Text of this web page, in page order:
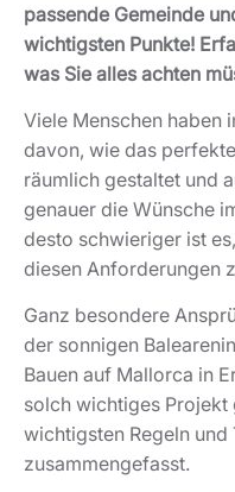
passende Gemeinde
wichtigsten Punkte!
was Sie alles achten
Viele Menschen haben
davon, wie das
räumlich gestaltet und
genauer die Wünsche
desto schwieriger ist
diesen Anforderungen
Ganz besondere
der sonnigen
Bauen auf Mallorca in
solch wichtiges
wichtigsten Regeln
zusammengefasst.